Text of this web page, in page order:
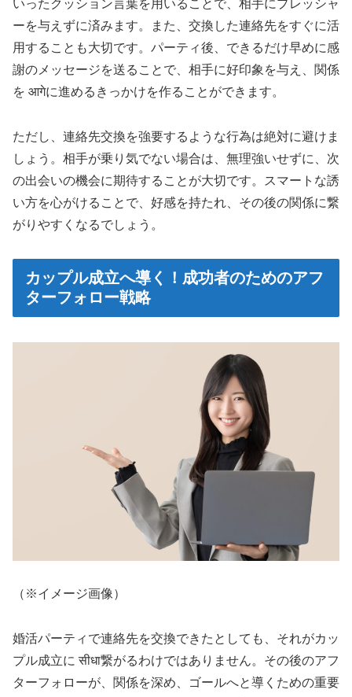
いったクッション言葉を用いることで、相手にプレッシャ
ーを与えずに済みます。また、交換した連絡先をすぐに活
用することも大切です。パーティ後、できるだけ早めに感
謝のメッセージを送ることで、相手に好印象を与え、関係
を आगेに進めるきっかけを作ることができます。
ただし、連絡先交換を強要するような行為は絶対に避けま
しょう。相手が乗り気でない場合は、無理強いせずに、次
の出会いの機会に期待することが大切です。スマートな誘
い方を心がけることで、好感を持たれ、その後の関係に繋
がりやすくなるでしょう。
カップル成立へ導く！成功者のためのアフ
ターフォロー戦略
（※イメージ画像）
婚活パーティで連絡先を交換できたとしても、それがカッ
プル成立に सीधा繋がるわけではありません。その後のアフ
ターフォローが、関係を深め、ゴールへと導くための重要